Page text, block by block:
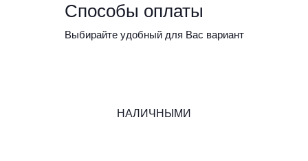
Способы оплаты
Выбирайте удобный для Вас вариант
НАЛИЧНЫМИ